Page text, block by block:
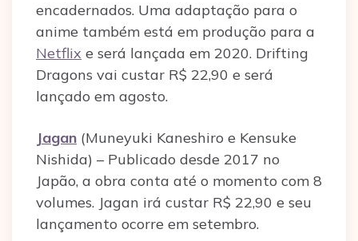
encadernados. Uma adaptação para o
anime também está em produção para a
Netflix e será lançada em 2020. Drifting
Dragons vai custar R$ 22,90 e será
lançado em agosto.
Jagan (Muneyuki Kaneshiro e Kensuke
Nishida) – Publicado desde 2017 no
Japão, a obra conta até o momento com 8
volumes. Jagan irá custar R$ 22,90 e seu
lançamento ocorre em setembro.